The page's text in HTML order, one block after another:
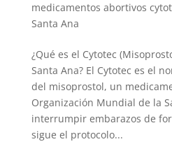
medicamentos abortivos
Santa Ana
¿Qué es el Cytotec
Santa Ana? El Cytotec es el
del misoprostol, un
Organización Mundial de la
interrumpir embarazos de
sigue el protocolo...